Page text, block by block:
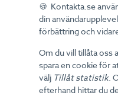
Tillgänglighet till
AI i kundmötet
Affärsinsikter i
🍪 Kontakta.se
din
förbättring och
Om du vill tillåta oss
spara en cookie för
välj Tillåt statistik.
efterhand hittar du